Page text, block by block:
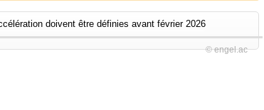
© engel.ac